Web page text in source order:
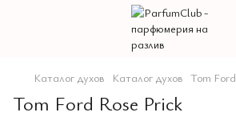
Каталог духов Каталог духов Tom Ford
Tom Ford Rose Prick